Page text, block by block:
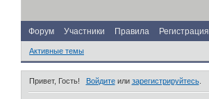
Форум Участники Правила Регистрация
Активные темы
Привет, Гость! Войдитеили зарегистрируйтесь.